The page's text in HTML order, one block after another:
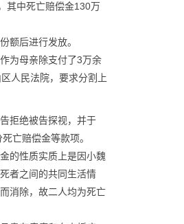
其中死亡赔偿金130万
额后进行发放。
为母亲除支付了3万余
人民法院，要求分割上
拒绝被告探视，并于
亡赔偿金等款项。
的性质实质上是因小魏
者之间的共同生活情
消除，故二人均为死亡